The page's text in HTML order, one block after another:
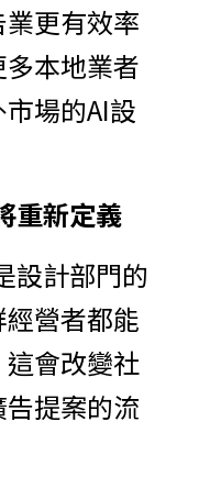
更有效率
本地業者
場的AI設
將重新定義
營者都能
會改變社
提案的流